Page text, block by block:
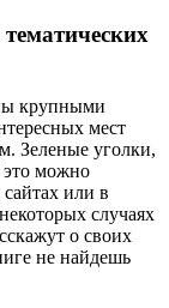
крупными
мест
Зеленые уголки,
можно
или в
случаях
о своих
не найдешь